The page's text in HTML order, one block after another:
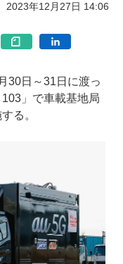
2023年12月27日 14:06
30日～31日に渡っ
」で車載基地局
る。